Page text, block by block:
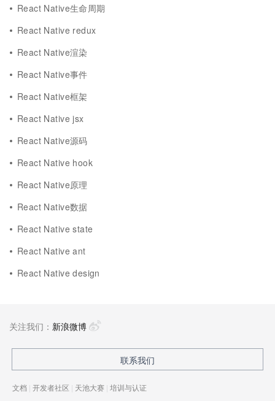
React Native生命周期
React Native redux
React Native渲染
React Native事件
React Native框架
React Native jsx
React Native源码
React Native hook
React Native原理
React Native数据
React Native state
React Native ant
React Native design
关注我们： 新浪微博
联系我们
文档 | 开发者社区 | 天池大赛 | 培训与认证